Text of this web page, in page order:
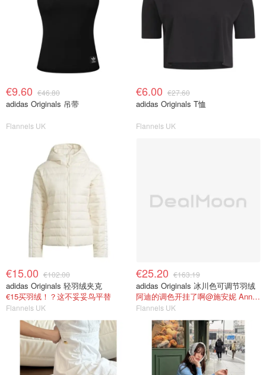
€9.60 €46.80
adidas Originals 吊带
Flannels UK
€6.00 €27.60
adidas Originals T恤
Flannels UK
€15.00 €102.00
adidas Originals 轻羽绒夹克
€15买羽绒！？这不妥妥鸟平替
Flannels UK
€25.20 €163.19
adidas Originals 冰川色可调节羽绒
阿迪的调色开挂了啊@施安妮 AnnyShi
Flannels UK